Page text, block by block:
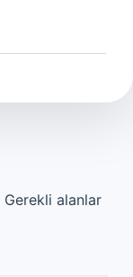
Gerekli alanlar